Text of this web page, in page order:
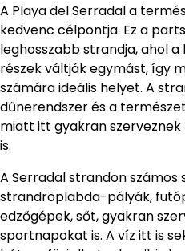
A Playa del Serradal a
kedvenc célpontja. Ez a
leghosszabb strandja, ahol
részek váltják egymást, így
számára ideális helyet. A
dűnerendszer és a
miatt itt gyakran
is.
A Serradal strandon
strandröplabda-pályák,
edzőgépek, sőt, gyakran
sportnapokat is. A víz itt is